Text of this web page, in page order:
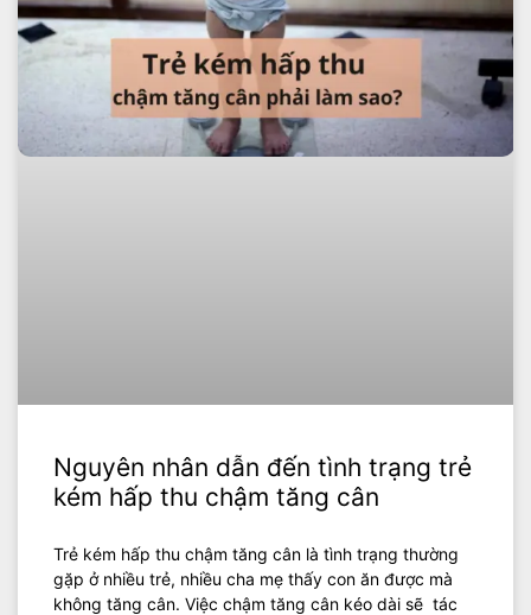
Nguyên nhân dẫn đến tình trạng trẻ
kém hấp thu chậm tăng cân
Trẻ kém hấp thu chậm tăng cân là tình trạng thường
gặp ở nhiều trẻ, nhiều cha mẹ thấy con ăn được mà
không tăng cân. Việc chậm tăng cân kéo dài sẽ tác